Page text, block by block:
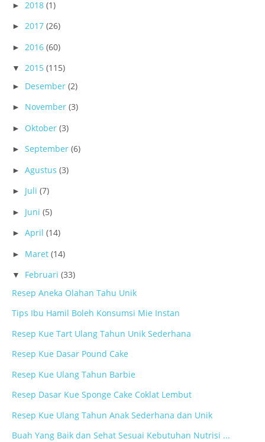
► 2018 (1)
► 2017 (26)
► 2016 (60)
▼ 2015 (115)
► Desember (2)
► November (3)
► Oktober (3)
► September (6)
► Agustus (3)
► Juli (7)
► Juni (5)
► April (14)
► Maret (14)
▼ Februari (33)
Resep Aneka Olahan Tahu Unik
Tips Ibu Hamil Boleh Konsumsi Mie Instan
Resep Kue Tart Ulang Tahun Unik Sederhana
Resep Kue Dasar Pound Cake
Resep Kue Ulang Tahun Barbie
Resep Dasar Kue Sponge Cake Coklat Lembut
Resep Kue Ulang Tahun Anak Sederhana dan Unik
Buah Yang Baik dan Sehat Sesuai Kebutuhan Nutrisi ...